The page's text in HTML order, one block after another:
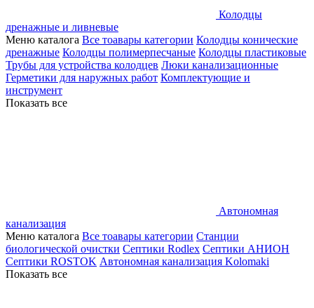
Колодцы
дренажные и ливневые
Меню каталога Все тоавары категории Колодцы конические
дренажные Колодцы полимерпесчаные Колодцы пластиковые
Трубы для устройства колодцев Люки канализационные
Герметики для наружных работ Комплектующие и
инструмент
Показать все
Автономная
канализация
Меню каталога Все тоавары категории Станции
биологической очистки Септики Rodlex Септики АНИОН
Септики ROSTOK Автономная канализация Kolomaki
Показать все